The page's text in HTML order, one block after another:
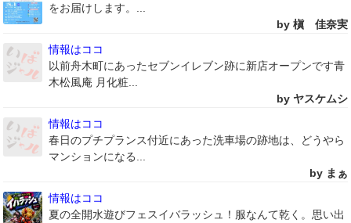
をお届けします。...
by 槇 佳奈実
情報はココ
以前舟木町にあったセブンイレブン跡に新店オープンです青
木松風庵 月化粧...
by ヤスケムシ
情報はココ
春日のプチプランス付近にあった洗車場の跡地は、どうやら
マンションになる...
by まぁ
情報はココ
夏の全開水遊びフェスイバラッシュ！服なんて乾く。思い出